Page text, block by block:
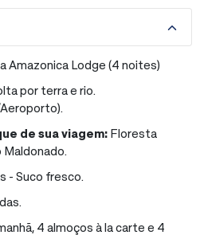
Amazonica Lodge (4 noites)
por terra e rio.
de sua viagem: Floresta
- Suco fresco.
4 almoços à la carte e 4